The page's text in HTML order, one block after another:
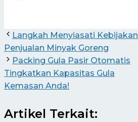
Langkah Menyiasati Kebijakan
Penjualan Minyak Goreng
Packing Gula Pasir Otomatis
Tingkatkan Kapasitas Gula
Kemasan Anda!
Artikel Terkait: